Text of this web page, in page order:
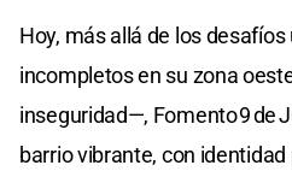
Hoy, más allá de los
incompletos en su zona
inseguridad—, Fomento 9 de
barrio vibrante, con